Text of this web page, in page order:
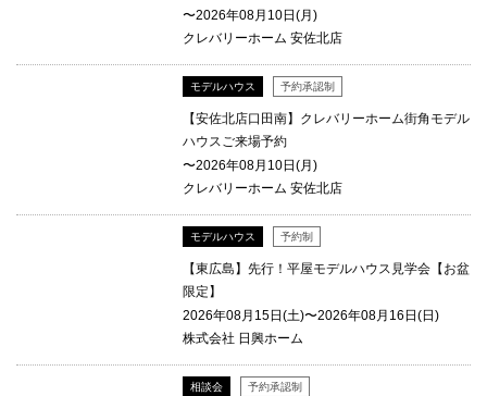
〜2026年08月10日(月)
クレバリーホーム 安佐北店
モデルハウス 予約承認制
【安佐北店口田南】クレバリーホーム街角モデル
ハウスご来場予約
〜2026年08月10日(月)
クレバリーホーム 安佐北店
モデルハウス 予約制
【東広島】先行！平屋モデルハウス見学会【お盆
限定】
2026年08月15日(土)〜2026年08月16日(日)
株式会社 日興ホーム
相談会 予約承認制